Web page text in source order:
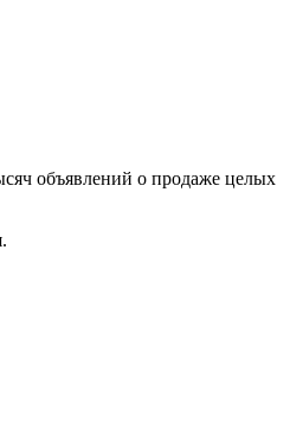
объявлений о продаже целых